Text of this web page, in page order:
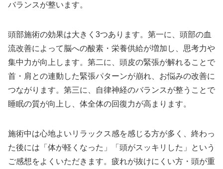
バランスが整います。
頭部施術の効果は大きく3つあります。第一に、頭部の血
流改善によって脳への酸素・栄養供給が増加し、思考力や
集中力が向上します。第二に、頭皮の緊張が解れることで
首・肩との連動した緊張パターンが崩れ、お悩みの改善に
つながります。第三に、自律神経のバランスが整うことで
睡眠の質が向上し、体全体の回復力が高まります。
施術中は心地よいリラックス感を感じる方が多く、終わっ
た後には「体が軽くなった」「頭がスッキリした」という
ご感想をよくいただきます。疲れが抜けにくい方・頭が重